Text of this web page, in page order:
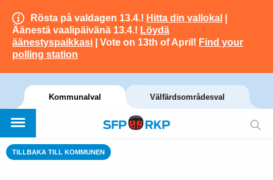
Rösta på valdagen 13.4.! Hitta din vallokal
Äänestä vaalipäivänä 13.4.! Löydä
äänestyspaikkasi | Vote on 13th of April! Find your
polling station
Kommunalval Välfärdsområdesval
TILLBAKA TILL KOMMUNEN